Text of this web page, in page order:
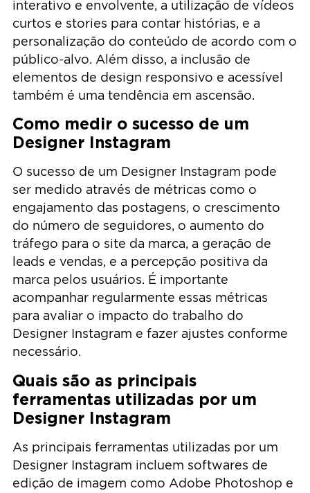
interativo e envolvente, a utilização de vídeos
curtos e stories para contar histórias, e a
personalização do conteúdo de acordo com o
público-alvo. Além disso, a inclusão de
elementos de design responsivo e acessível
também é uma tendência em ascensão.
Como medir o sucesso de um
Designer Instagram
O sucesso de um Designer Instagram pode
ser medido através de métricas como o
engajamento das postagens, o crescimento
do número de seguidores, o aumento do
tráfego para o site da marca, a geração de
leads e vendas, e a percepção positiva da
marca pelos usuários. É importante
acompanhar regularmente essas métricas
para avaliar o impacto do trabalho do
Designer Instagram e fazer ajustes conforme
necessário.
Quais são as principais
ferramentas utilizadas por um
Designer Instagram
As principais ferramentas utilizadas por um
Designer Instagram incluem softwares de
edição de imagem como Adobe Photoshop e